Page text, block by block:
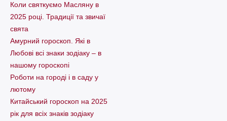
Коли святкуємо Масляну в
2025 році. Традиції та звичаї
свята
Амурний гороскоп. Які в
Любові всі знаки зодіаку – в
нашому гороскопі
Pоботи на городі і в саду у
лютому
Китайський гороскоп на 2025
рік для всіх знаків зодіаку